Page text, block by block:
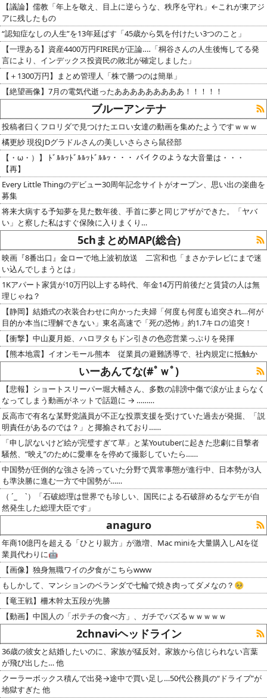
【議論】儒教「年上を敬え、目上に逆らうな、秩序を守れ」←これが東アジ
アに残したもの
“認知症なしの人生”を13年延ばす「45歳から気を付けたい3つのこと」
【一理ある】資産4400万円FIRE民が正論‥‥「桐谷さんの人生後悔してる発
言により、インデックス投資民の敗北が確定しました」
【＋1300万円】まとめ管理人「株で勝つのは簡単」
【絶望画像】7月の電気代逝ったあああああああああ！！！！！
ブルーアンテナ
投稿者曰くフロリダで見つけたエロい女達の動画を集めたようですｗｗｗ
橘更紗 現役JDグラドルさんの美しいさらさら鼠径部
【・ω・）】 ﾄﾞﾙﾙｯﾄﾞﾙﾙｯﾄﾞﾙﾙｯ・・・ バイクのような大音量は・・・
【再】
Every Little Thingのデビュー30周年記念サイトがオープン、思い出の楽曲を
募集
将来大病する予知夢を見た数年後、手首に夢と同じアザができた。「ヤバ
い」と察した私はすぐ保険に入りまくり…
5chまとめMAP(総合)
映画『8番出口』金ローで地上波初放送 二宮和也「まさかテレビにまで迷
い込んでしまうとは」
1Kアパート家賃が10万円以上する時代、年金14万円前後だと賃貸の人は無
理じゃね？
【静岡】結婚式の衣装合わせに向かった夫婦「何度も何度も追突され…何が
目的か本当に理解できない」東名高速で「死の恐怖」約1.7キロの追突！
【衝撃】中山夏月姫、ハロヲタもドン引きの色恋営業っぷりを発揮
【熊本地震】イオンモール熊本 従業員の避難誘導で、社内規定に抵触か
いーあんてな(#ﾟｗﾟ)
【悲報】ショートスリーパー堀大輔さん、多数の誹謗中傷で涙が止まらなく
なってしまう動画がネットで話題に → ………
反高市で有名な某野党議員が不正な投票支援を受けていた過去が発掘、「説
明責任があるのでは？」と揶揄されており……
「申し訳ないけど絵が完璧すぎて草」と某Youtuberに起きた悲劇に目撃者
騒然、”映え”のために愛車をを停めて撮影していたら……
中国勢が圧倒的な強さを誇っていた分野で異常事態が進行中、日本勢が3人
も準決勝に進む一方で中国勢が……
（ ´_ゝ`）「石破総理は世界でも珍しい、国民による石破辞めるなデモが自
然発生した総理大臣です」
anaguro
年商10億円を超える「ひとり親方」が激増、Mac miniを大量購入しAIを従
業員代わりに🤖
【画像】独身無職ワイの夕食がこちらwww
もしかして、マンションのベランダで七輪で焼き肉ってダメなの？🥺
【竜王戦】柵木幹太五段が先勝
【動画】中国人の「ポテチの食べ方」、ガチでバズるｗｗｗｗｗ
2chnaviヘッドライン
36歳の彼女と結婚したいのに、家族が猛反対。家族から信じられない言葉
が飛び出した… 他
クーラーボックス積んで出発→途中で買い足し…50代公務員の“ドライブ”が
地獄すぎた 他